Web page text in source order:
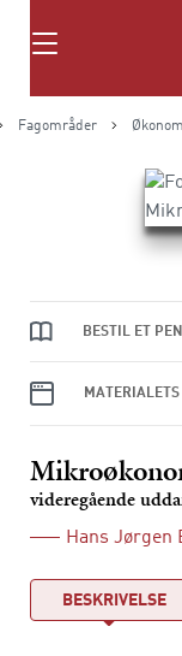
Søg
Fagområder
BESTIL ET
videregående
Hans Jørgen
BESKRIVELSE